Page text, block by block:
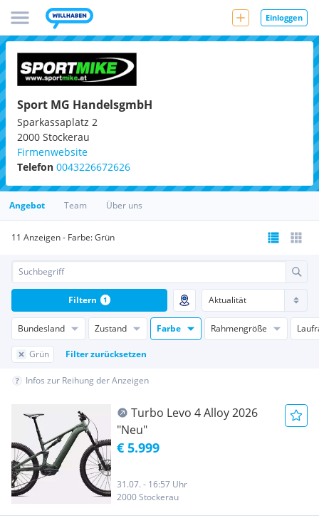
Einloggen
Sport MG HandelsgmbH
Sparkassaplatz 2
2000 Stockerau
Firmenwebsite
Telefon 0043226672626
Angebot Team Über uns
11 Anzeigen - Farbe: Grün
Bundesland Zustand Farbe Rahmengröße
Grün Filter zurücksetzen
Filtern 1
Infos zur Reihung der Anzeigen
Turbo Levo 4 Alloy 2026
"Neu"
€ 5.999
31.07. - 16:57 Uhr
2000 Stockerau